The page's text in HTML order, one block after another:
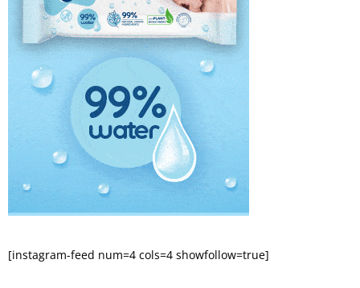
[instagram-feed num=4 cols=4 showfollow=true]